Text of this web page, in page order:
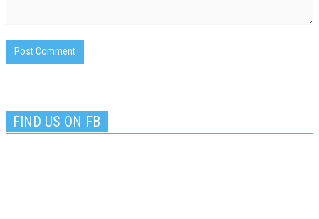
FIND US ON FB